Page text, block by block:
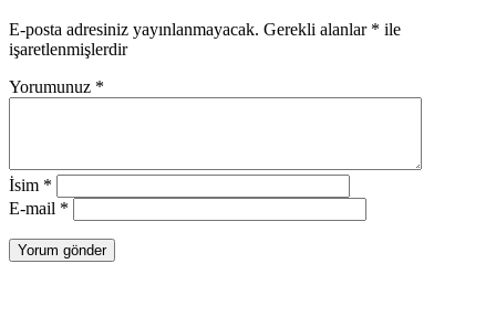
E-posta adresiniz yayınlanmayacak. Gerekli alanlar * ile
işaretlenmişlerdir
Yorumunuz *
İsim *
E-mail *